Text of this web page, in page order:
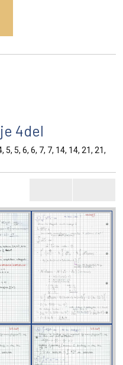
4del
5, 5, 6, 6, 7, 7, 14, 14, 21, 21,